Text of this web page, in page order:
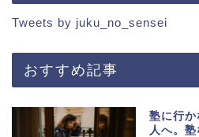
Tweets by juku_no_sensei
おすすめ記事
塾に行
人へ。